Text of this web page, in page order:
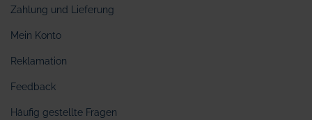
Zahlung und Lieferung
Mein Konto
Reklamation
Feedback
Häufig gestellte Fragen